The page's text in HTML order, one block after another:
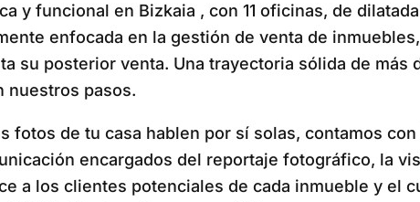
y funcional en Bizkaia , con 11 oficinas, de
enfocada en la gestión de venta de
su posterior venta. Una trayectoria sólida de más
nuestros pasos.
fotos de tu casa hablen por sí solas, contamos
encargados del reportaje fotográfico, la
a los clientes potenciales de cada inmueble y el